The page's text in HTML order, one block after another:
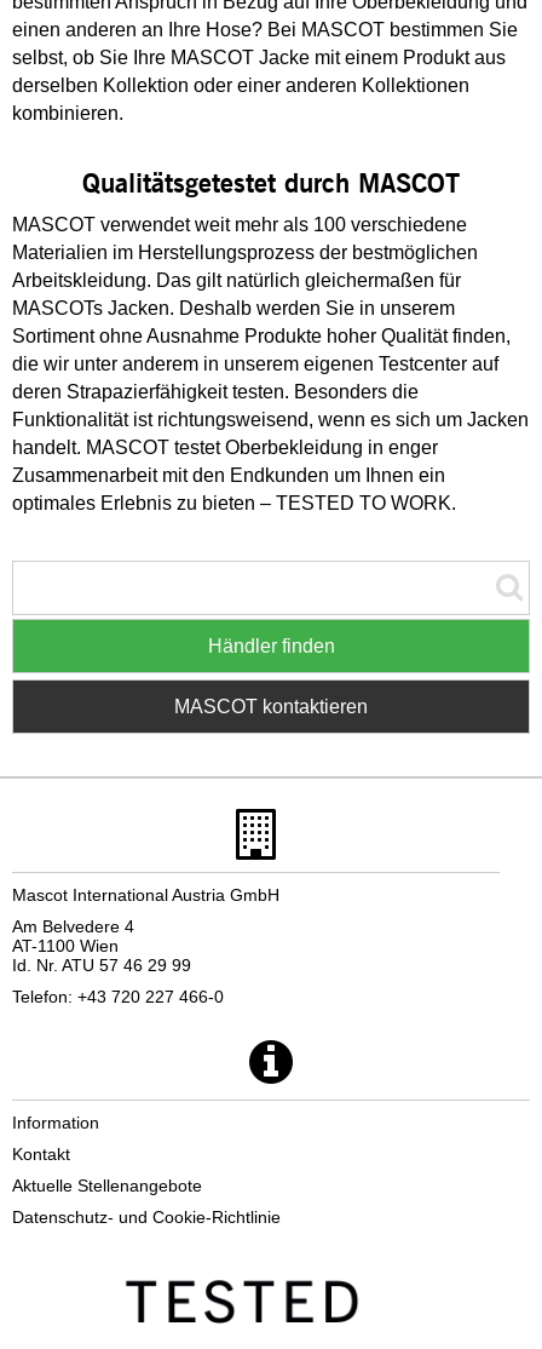
einen anderen an Ihre Hose? Bei MASCOT bestimmen Sie
selbst, ob Sie Ihre MASCOT Jacke mit einem Produkt aus
derselben Kollektion oder einer anderen Kollektionen
kombinieren.
Qualitätsgetestet durch MASCOT
MASCOT verwendet weit mehr als 100 verschiedene
Materialien im Herstellungsprozess der bestmöglichen
Arbeitskleidung. Das gilt natürlich gleichermaßen für
MASCOTs Jacken. Deshalb werden Sie in unserem
Sortiment ohne Ausnahme Produkte hoher Qualität finden,
die wir unter anderem in unserem eigenen Testcenter auf
deren Strapazierfähigkeit testen. Besonders die
Funktionalität ist richtungsweisend, wenn es sich um Jacken
handelt. MASCOT testet Oberbekleidung in enger
Zusammenarbeit mit den Endkunden um Ihnen ein
optimales Erlebnis zu bieten – TESTED TO WORK.
Händler finden
MASCOT kontaktieren
Mascot International Austria GmbH
Am Belvedere 4
AT-1100 Wien
Id. Nr. ATU 57 46 29 99
Telefon: +43 720 227 466-0
Information
Kontakt
Aktuelle Stellenangebote
Datenschutz- und Cookie-Richtlinie